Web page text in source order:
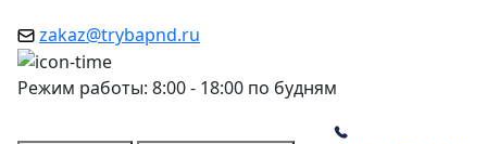
zakaz@trybapnd.ru
Режим работы: 8:00 - 18:00 по будням